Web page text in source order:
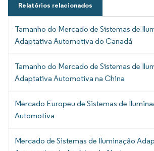
Relatórios relacionados
Tamanho do Mercado de Sistemas de
Adaptativa Automotiva do Canadá
Tamanho do Mercado de Sistemas de
Adaptativa Automotiva na China
Mercado Europeu de Sistemas de
Automotiva
Mercado de Sistemas de Iluminação